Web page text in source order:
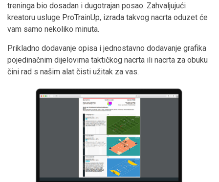
treninga bio dosadan i dugotrajan posao. Zahvaljujući
kreatoru usluge ProTrainUp, izrada takvog nacrta oduzet će
vam samo nekoliko minuta.
Prikladno dodavanje opisa i jednostavno dodavanje grafika
pojedinačnim dijelovima taktičkog nacrta ili nacrta za obuku
čini rad s našim alat čisti užitak za vas.